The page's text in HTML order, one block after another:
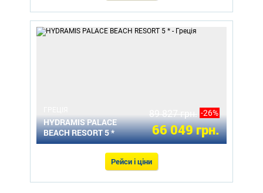
HYDRAMIS PALACE
BEACH RESORT 5 *
89 827 грн. -26%
66 049 грн.
Рейси і ціни